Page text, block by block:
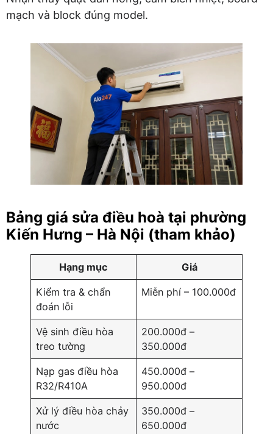
mạch và block đúng model.
Bảng giá sửa điều hoà tại phường
Kiến Hưng – Hà Nội (tham khảo)
Hạng mục Giá
Kiểm tra & chẩn
đoán lỗi
Miễn phí – 100.000đ
Vệ sinh điều hòa
treo tường
200.000đ –
350.000đ
Nạp gas điều hòa
R32/R410A
450.000đ –
950.000đ
Xử lý điều hòa chảy
nước
350.000đ –
650.000đ